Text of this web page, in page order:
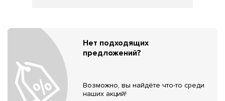
Нет подходящих
предложений?
Возможно, вы найдёте что-то среди
наших акций!